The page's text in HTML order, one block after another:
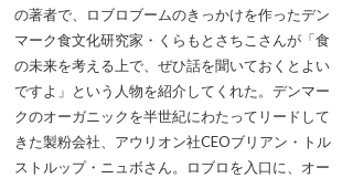
の著者で、ロブロブームのきっかけを作ったデン
マーク食文化研究家・くらもとさちこさんが「食
の未来を考える上で、ぜひ話を聞いておくとよい
ですよ」という人物を紹介してくれた。デンマー
クのオーガニックを半世紀にわたってリードして
きた製粉会社、アウリオン社CEOブリアン・トル
ストルップ・ニュボさん。ロブロを入口に、オー